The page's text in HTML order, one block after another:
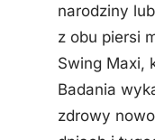
narodziny
z obu piersi
Swing Maxi,
Badania
zdrowy